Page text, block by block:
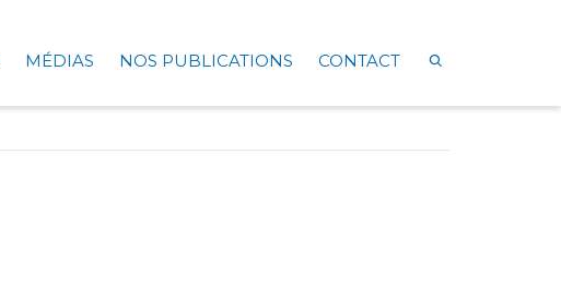
MÉDIAS NOS PUBLICATIONS CONTACT